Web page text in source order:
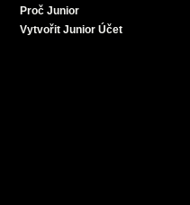
Proč Junior
Vytvořit Junior Účet